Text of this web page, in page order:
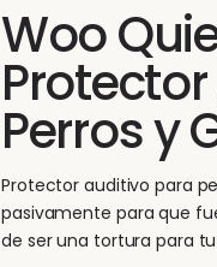
Woo
Perros y
Protector auditivo para
pasivamente para que
de ser una tortura para